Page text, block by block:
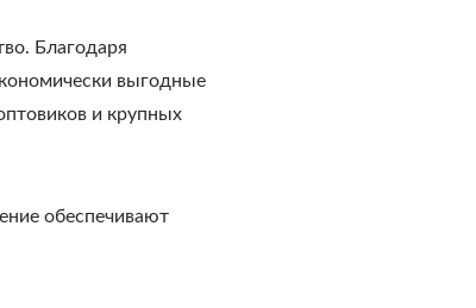
Благодаря
выгодные
и крупных
обеспечивают